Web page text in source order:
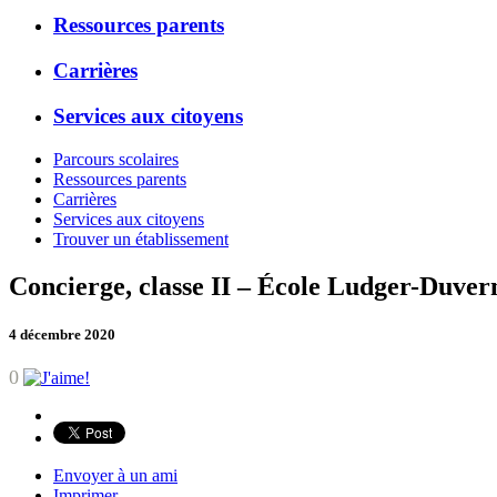
Ressources parents
Carrières
Services aux citoyens
Parcours scolaires
Ressources parents
Carrières
Services aux citoyens
Trouver un établissement
Concierge, classe II – École Ludger-
4 décembre 2020
0
Envoyer à un ami